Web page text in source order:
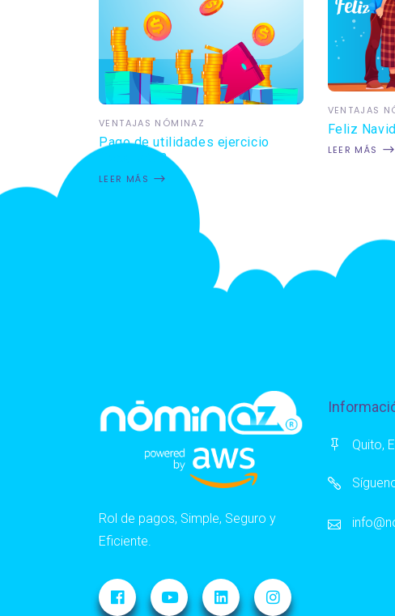
VENTAJAS NÓMINAZ
Pago de utilidades ejercicio
fiscal 2023
LEER MÁS
VENTAJAS
Feliz
LEER MÁS
Rol de pagos, Simple, Seguro y
Eficiente.
Quito,